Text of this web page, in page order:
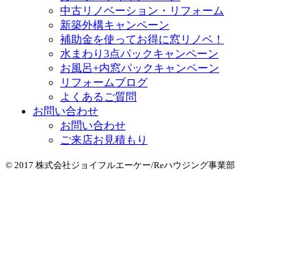
中古リノベーション・リフォーム
新築外構キャンペーン
補助金を使ってお得に窓リノベ！
水まわり3点パックキャンペーン
お風呂+内窓パックキャンペーン
リフォームブログ
よくあるご質問
お問い合わせ
お問い合わせ
ご来店お見積もり
© 2017 株式会社ジョイフルエーケー/Reハウジング事業部